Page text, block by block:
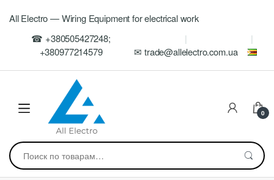
navigation
All Electro — Wiring Equipment for electrical work
☎ +380505427248;
+380977214579
✉ trade@allelectro.com.ua
0
Искать: